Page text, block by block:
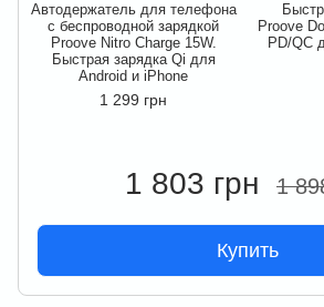
Автодержатель для телефона
с беспроводной зарядкой
Proove Nitro Charge 15W.
Быстрая зарядка Qi для
Android и iPhone
1 299 грн
Proove
PD/QC
1 803 грн 1
Купить